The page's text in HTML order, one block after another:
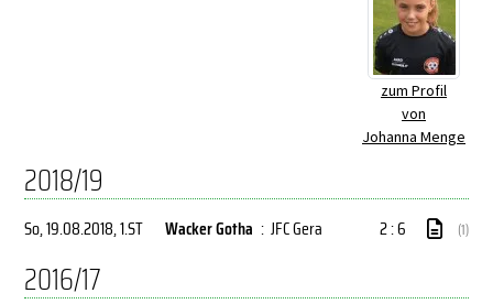
zum Profil
von
Johanna Menge
2018/19
So, 19.08.2018, 1.ST Wacker Gotha : JFC Gera 2 : 6 (1)
2016/17